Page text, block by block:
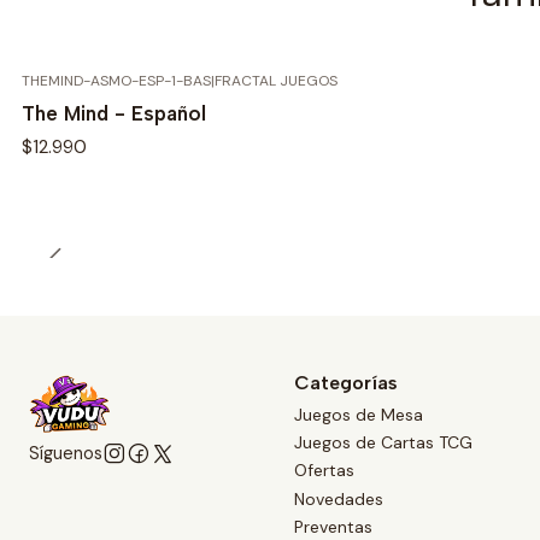
THEMIND-ASMO-ESP-1-BAS|FRACTAL JUEGOS
The Mind - Español
$12.990
Síguenos
Categorías
Juegos de Mesa
Juegos de Cartas TCG
Ofertas
Novedades
Preventas